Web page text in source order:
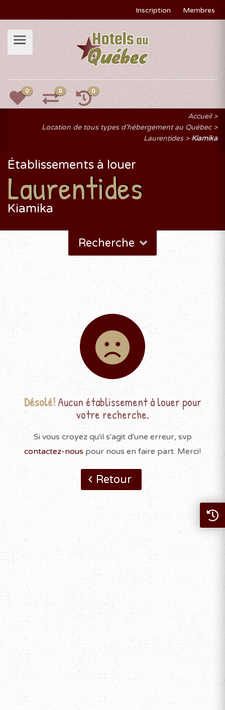
Inscription Membres
0 0 0
Accueil
Location de tous types d'hébergement au Québec
Laurentides
Kiamika
Établissements à louer
Laurentides
Kiamika
Recherche
Désolé!Aucun établissement à louer pour
votre recherche.
Si vous croyez qu'il s'agit d'une erreur, svp
contactez-nous pour nous en faire part. Merci!
Retour